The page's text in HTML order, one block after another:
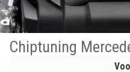
Chiptuning